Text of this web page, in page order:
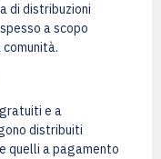
di distribuzioni
a scopo
e a
distribuiti
quelli a pagamento